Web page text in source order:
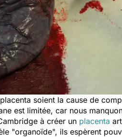
soient la cause de
est limitée, car nous
à créer un placenta
"organoïde", ils espèrent